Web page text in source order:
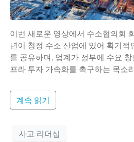
이번 새로운 영상에서 수소협의회
년이 청정 수소 산업에 있어 획기적
를 공유하며, 업계가 정부에 수요
프라 투자 가속화를 촉구하는 목소
계속 읽기
사고 리더십